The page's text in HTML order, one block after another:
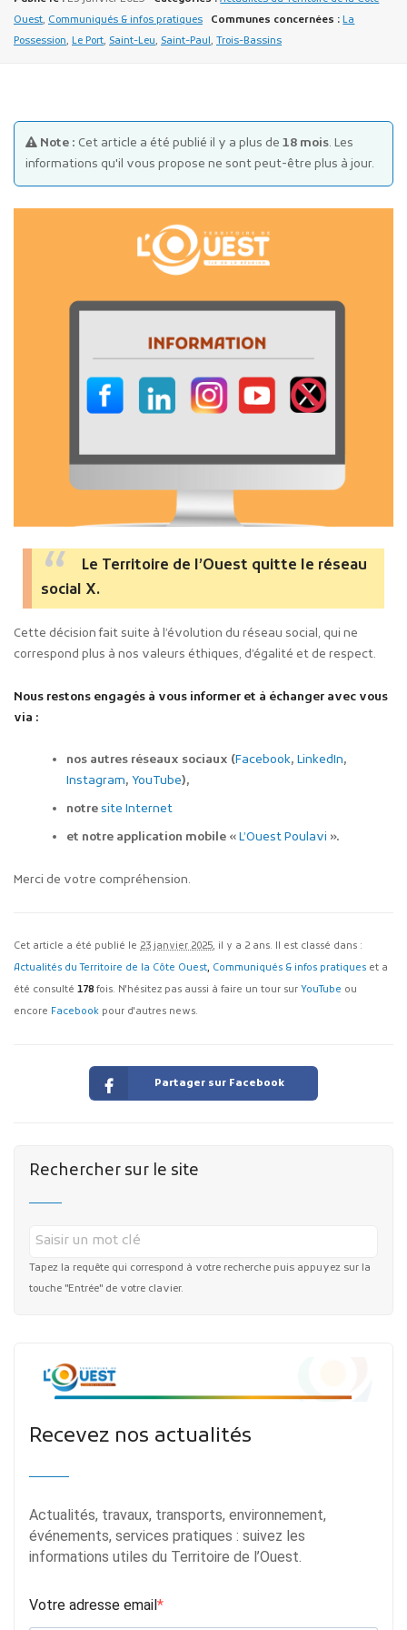
Publicité des actes
Plans d'accès
Ouest, Communiqués & infos pratiques Communes concernées : La
Possession, Le Port, Saint-Leu, Saint-Paul, Trois-Bassins
Note : Cet article a été publié il y a plus de 18 mois. Les
informations qu'il vous propose ne sont peut-être plus à jour.
Le Territoire de l’Ouest quitte le réseau
social X.
Cette décision fait suite à l’évolution du réseau social, qui ne
correspond plus à nos valeurs éthiques, d’égalité et de respect.
Nous restons engagés à vous informer et à échanger avec vous
via :
nos autres réseaux sociaux (Facebook,LinkedIn,
Instagram,YouTube),
notresite Internet
et notre application mobile «L’Ouest Poulavi ».
Merci de votre compréhension.
Cet article a été publié le 23 janvier 2025, il y a 2 ans. Il est classé dans :
Actualités du Territoire de la Côte Ouest, Communiqués & infos pratiques et a
été consulté 178 fois. N'hésitez pas aussi à faire un tour sur YouTube ou
encore Facebook pour d'autres news.
Partager sur Facebook
Rechercher sur le site
Tapez la requête qui correspond à votre recherche puis appuyez sur la
touche "Entrée" de votre clavier.
Recevez nos actualités
Actualités, travaux, transports, environnement,
événements, services pratiques : suivez les
informations utiles du Territoire de l’Ouest.
Votre adresse email